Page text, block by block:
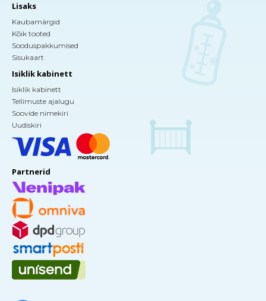
Lisaks
Kaubamärgid
Kõik tooted
Sooduspakkumised
Sisukaart
Isiklik kabinett
Isiklik kabinett
Tellimuste ajalugu
Soovide nimekiri
Uudiskiri
Partnerid